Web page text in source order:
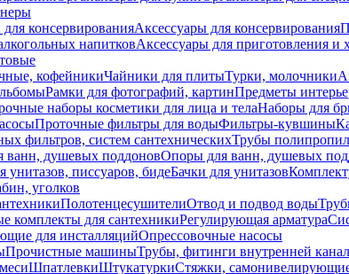
консервированияАксессуары для консервирования
напитковАксессуары для приготовления и
кофейникиЧайники для плитыТурки, молочники
Рамки для фотографий, картинПредметы
наборы косметики для лица и телаНаборы для
Проточные фильтры для водыФильтры-кувшины
фильтров, систем сантехническихТрубы
ванн, душевых поддоновОпоры для ванн, душевых
писсуаров, бидеБачки для унитазов
уголков
ПолотенцесушителиОтвод и подвод воды
комплекты для сантехникиРегулирующая арматура
для инсталляцийОпрессовочные насосы
Прочистные машиныТрубы, фитинги внутренней
ШпатлевкиШтукатуркиСтяжки,